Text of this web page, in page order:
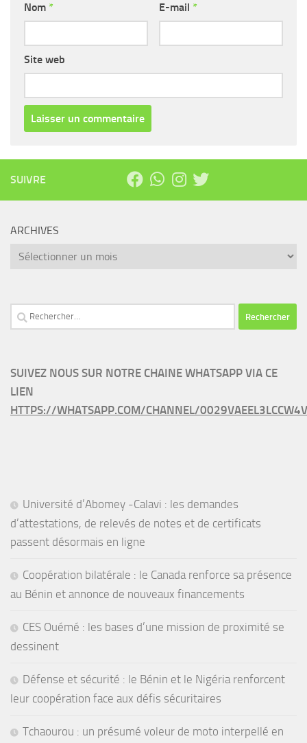
Nom * E-mail *
Site web
SUIVRE
ARCHIVES
Archives
Rechercher :
SUIVEZ NOUS SUR NOTRE CHAINE WHATSAPP VIA CE
LIEN
HTTPS://WHATSAPP.COM/CHANNEL/
Université d’Abomey -Calavi : les demandes
d’attestations, de relevés de notes et de certificats
passent désormais en ligne
Coopération bilatérale : le Canada renforce sa présence
au Bénin et annonce de nouveaux financements
CES Ouémé : les bases d’une mission de proximité se
dessinent
Défense et sécurité : le Bénin et le Nigéria renforcent
leur coopération face aux défis sécuritaires
Tchaourou : un présumé voleur de moto interpellé en